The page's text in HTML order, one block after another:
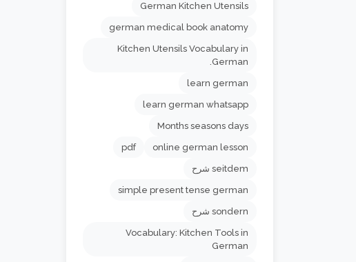
German Kitchen Utensils
german medical book anatomy
Kitchen Utensils Vocabulary in
German.
learn german
learn german whatsapp
Months seasons days
online german lesson
pdf
seitdem شرح
simple present tense german
sondern شرح
Vocabulary: Kitchen Tools in
German